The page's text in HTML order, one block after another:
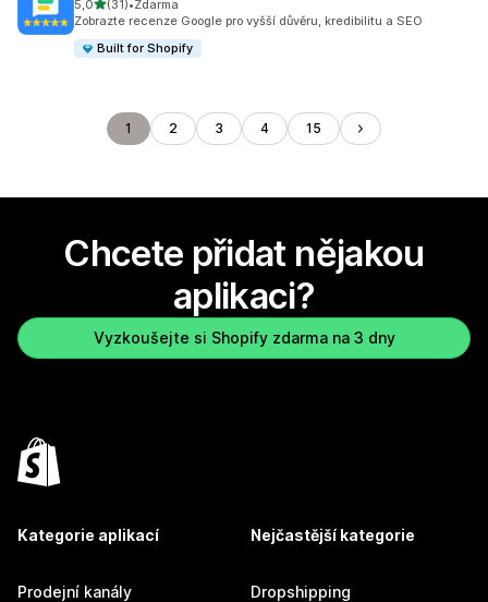
5,0z 5 hvězd
(31)
Celkový počet recenzí: 31
•Zdarma
Zobrazte recenze Google pro vyšší důvěru, kredibilitu a SEO
Built for Shopify
1 2 3 4 15
Chcete přidat nějakou
aplikaci?
Vyzkoušejte si Shopify zdarma na 3 dny
Kategorie aplikací
Prodejní kanály
Nejčastější kategorie
Dropshipping